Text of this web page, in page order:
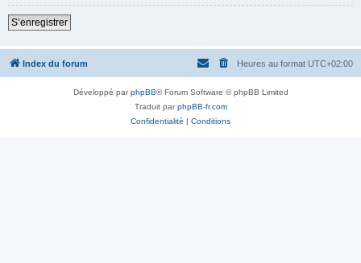
S’enregistrer
Index du forum Heures au format UTC+02:00
Développé parphpBB® Forum Software © phpBB Limited
Traduit parphpBB-fr.com
Confidentialité | Conditions